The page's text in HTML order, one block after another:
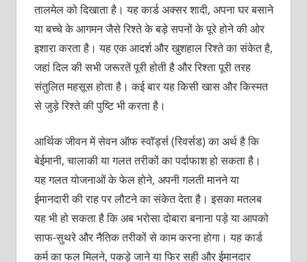
तालमेल को दिखाता है। यह कार्ड अक्सर शादी, अपना घर बसाने
या बच्चे के आगमन जैसे रिश्ते के बड़े सपनों के पूरे होने की ओर
इशारा करता है। यह एक आदर्श और खुशहाल रिश्ते का संकेत है,
जहां दिल की सभी जरूरतें पूरी होती है और रिश्ता पूरी तरह
संतुलित महसूस होता है। कई बार यह किसी खास और किस्मत
से जुड़े रिश्ते की पुष्टि भी करता है।
आर्थिक जीवन में सेवन ऑफ स्वॉर्ड्स (रिवर्सड) का अर्थ है कि
बेईमानी, चालाकी या गलत तरीकों का पर्दाफाश हो सकता है।
यह गलत योजनाओं के फेल होने, अपनी गलती मानने या
ईमानदारी की राह पर लौटने का संकेत देता है। इसका मतलब
यह भी हो सकता है कि अब भरोसा दोबारा बनाना पड़े या आपको
साफ-सुथरे और नैतिक तरीकों से काम करना होगा। यह कार्ड
कर्म का फल मिलने, पकड़े जाने या फिर सही और ईमानदार